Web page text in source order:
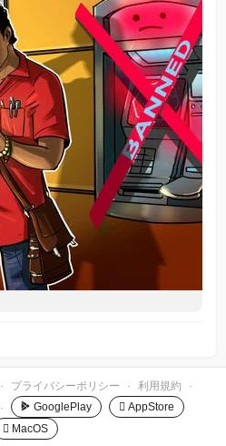
· プライバシーポリシー · 利用規約
·
· GooglePlay
 AppStore
 MacOS